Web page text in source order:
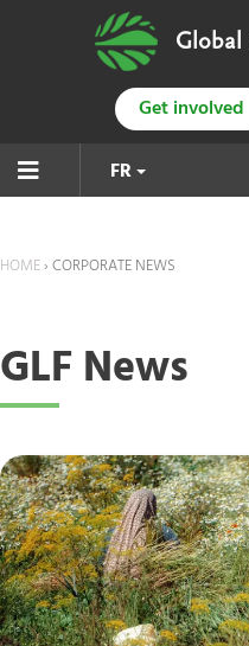
Global
Get involved
FR
HOME›CORPORATE NEWS
GLF News